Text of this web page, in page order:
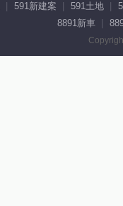
591新建案 591土地
8891新車